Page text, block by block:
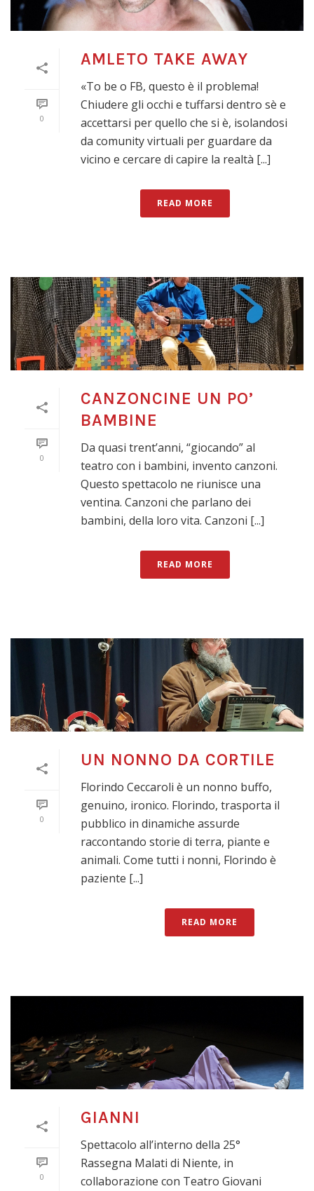
0
AMLETO TAKE AWAY
«To be o FB, questo è il problema!
Chiudere gli occhi e tuffarsi dentro sè e
accettarsi per quello che si è, isolandosi
da comunity virtuali per guardare da
vicino e cercare di capire la realtà [...]
READ MORE
0
CANZONCINE UN PO’
BAMBINE
Da quasi trent’anni, “giocando” al
teatro con i bambini, invento canzoni.
Questo spettacolo ne riunisce una
ventina. Canzoni che parlano dei
bambini, della loro vita. Canzoni [...]
READ MORE
0
UN NONNO DA CORTILE
Florindo Ceccaroli è un nonno buffo,
genuino, ironico. Florindo, trasporta il
pubblico in dinamiche assurde
raccontando storie di terra, piante e
animali. Come tutti i nonni, Florindo è
paziente [...]
READ MORE
0
GIANNI
Spettacolo all’interno della 25°
Rassegna Malati di Niente, in
collaborazione con Teatro Giovani